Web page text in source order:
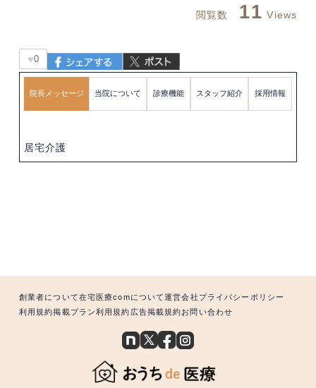
閲覧数 11 Views
♥0
院長メッセージ 当院について 診療機能 スタッフ紹介 採用情報
居宅介護
創業者について在宅医療comについて運営会社 プライバシーポリシー
利用規約掲載プラン利用規約 広告掲載規約お問い合わせ